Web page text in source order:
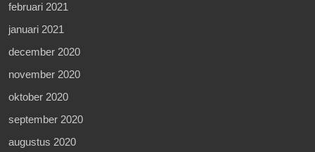
februari 2021
januari 2021
december 2020
november 2020
oktober 2020
september 2020
augustus 2020